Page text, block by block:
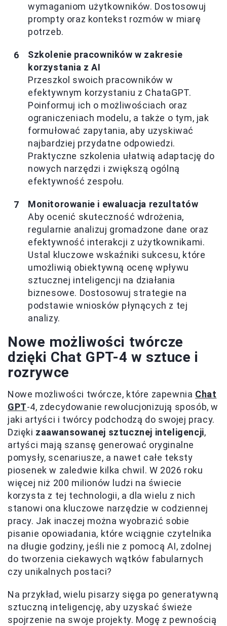
wymaganiom użytkowników. Dostosowuj
prompty oraz kontekst rozmów w miarę
potrzeb.
Szkolenie pracowników w zakresie
korzystania z AI
Przeszkol swoich pracowników w
efektywnym korzystaniu z ChataGPT.
Poinformuj ich o możliwościach oraz
ograniczeniach modelu, a także o tym, jak
formułować zapytania, aby uzyskiwać
najbardziej przydatne odpowiedzi.
Praktyczne szkolenia ułatwią adaptację do
nowych narzędzi i zwiększą ogólną
efektywność zespołu.
Monitorowanie i ewaluacja rezultatów
Aby ocenić skuteczność wdrożenia,
regularnie analizuj gromadzone dane oraz
efektywność interakcji z użytkownikami.
Ustal kluczowe wskaźniki sukcesu, które
umożliwią obiektywną ocenę wpływu
sztucznej inteligencji na działania
biznesowe. Dostosowuj strategie na
podstawie wniosków płynących z tej
analizy.
Nowe możliwości twórcze
dzięki Chat GPT-4 w sztuce i
rozrywce
Nowe możliwości twórcze, które zapewnia Chat
GPT-4, zdecydowanie rewolucjonizują sposób, w
jaki artyści i twórcy podchodzą do swojej pracy.
Dzięki zaawansowanej sztucznej inteligencji,
artyści mają szansę generować oryginalne
pomysły, scenariusze, a nawet całe teksty
piosenek w zaledwie kilka chwil. W 2026 roku
więcej niż 200 milionów ludzi na świecie
korzysta z tej technologii, a dla wielu z nich
stanowi ona kluczowe narzędzie w codziennej
pracy. Jak inaczej można wyobrazić sobie
pisanie opowiadania, które wciągnie czytelnika
na długie godziny, jeśli nie z pomocą AI, zdolnej
do tworzenia ciekawych wątków fabularnych
czy unikalnych postaci?
Na przykład, wielu pisarzy sięga po generatywną
sztuczną inteligencję, aby uzyskać świeże
spojrzenie na swoje projekty. Mogę z pewnością